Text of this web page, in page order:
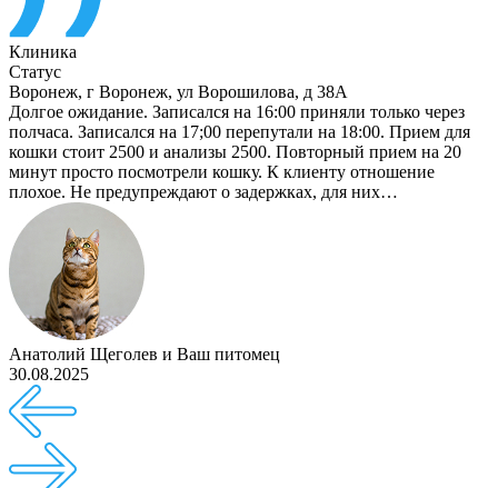
Клиника
Статус
Воронеж, г Воронеж, ул Ворошилова, д 38А
Долгое ожидание. Записался на 16:00 приняли только через
полчаса. Записался на 17;00 перепутали на 18:00. Прием для
кошки стоит 2500 и анализы 2500. Повторный прием на 20
минут просто посмотрели кошку. К клиенту отношение
плохое. Не предупреждают о задержках, для них…
Анатолий Щеголев и Ваш питомец
30.08.2025